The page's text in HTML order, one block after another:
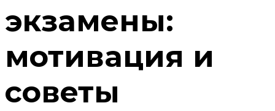
экзамены:
мотивация и
советы